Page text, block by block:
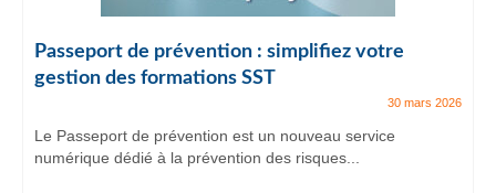
Passeport de prévention : simplifiez votre
gestion des formations SST
30 mars 2026
Le Passeport de prévention est un nouveau service
numérique dédié à la prévention des risques...